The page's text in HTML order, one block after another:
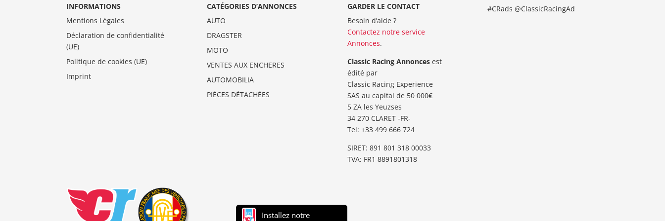
INFORMATIONS
Mentions Légales
Déclaration de confidentialité
(UE)
Politique de cookies (UE)
Imprint
CATÉGORIES D’ANNONCES
AUTO
DRAGSTER
MOTO
VENTES AUX ENCHERES
AUTOMOBILIA
PIÈCES DÉTACHÉES
GARDER LE CONTACT
Besoin d’aide ?
Contactez notre service
Annonces.
Classic Racing Annoncesest
édité par
Classic Racing Experience
SAS au capital de 50 000€
5 ZA les Yeuzses
34 270 CLARET -FR-
Tel: ‭+33 499 666 724‬
SIRET: 891 801 318 00033
TVA: FR1 8891801318
#CRads @ClassicRacingAd
Installez notre